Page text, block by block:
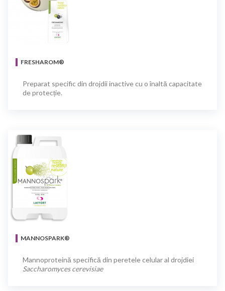
FRESHAROM®
Preparat specific din drojdii inactive cu o înaltă capacitate
de protecție.
MANNOSPARK®
Mannoproteină specifică din peretele celular al drojdiei
Saccharomyces cerevisiae